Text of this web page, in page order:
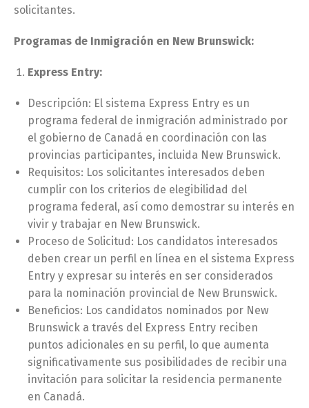
solicitantes.
Programas de Inmigración en New Brunswick:
Express Entry:
Descripción: El sistema Express Entry es un
programa federal de inmigración administrado por
el gobierno de Canadá en coordinación con las
provincias participantes, incluida New Brunswick.
Requisitos: Los solicitantes interesados deben
cumplir con los criterios de elegibilidad del
programa federal, así como demostrar su interés en
vivir y trabajar en New Brunswick.
Proceso de Solicitud: Los candidatos interesados
deben crear un perfil en línea en el sistema Express
Entry y expresar su interés en ser considerados
para la nominación provincial de New Brunswick.
Beneficios: Los candidatos nominados por New
Brunswick a través del Express Entry reciben
puntos adicionales en su perfil, lo que aumenta
significativamente sus posibilidades de recibir una
invitación para solicitar la residencia permanente
en Canadá.